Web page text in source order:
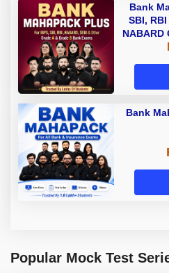
Bank
SBI,
NABARD
A &
Bank
Popular Mock Test